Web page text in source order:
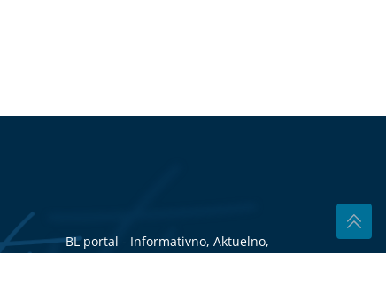
BL portal - Informativno, Aktuelno,